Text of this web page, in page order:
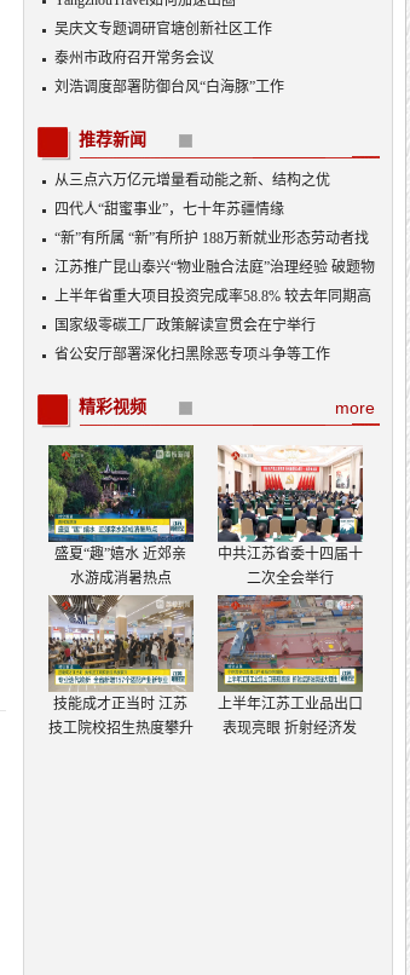
吴庆文专题调研官塘创新社区工作
泰州市政府召开常务会议
刘浩调度部署防御台风“白海豚”工作
推荐新闻
从三点六万亿元增量看动能之新、结构之优
四代人“甜蜜事业”，七十年苏疆情缘
“新”有所属 “新”有所护 188万新就业形态劳动者找
到“娘家”
江苏推广昆山泰兴“物业融合法庭”治理经验 破题物
业治理“老大难”
上半年省重大项目投资完成率58.8% 较去年同期高
出3.5个百分点
国家级零碳工厂政策解读宣贯会在宁举行
省公安厅部署深化扫黑除恶专项斗争等工作
more
精彩视频
盛夏“趣”嬉水 近郊亲
水游成消暑热点
中共江苏省委十四届十
二次全会举行
技能成才正当时 江苏
技工院校招生热度攀升
上半年江苏工业品出口
表现亮眼 折射经济发